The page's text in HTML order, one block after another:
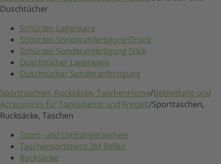
Duschtücher
Schürzen Lagerware
Schürzen Sonderanfertigung Druck
Schürzen Sonderanfertigung Stick
Duschtücher Lagerware
Duschtücher Sonderanfertigung
Sporttaschen, Rucksäcke, TaschenHome/Bekleidung und
Accessoires für Tagesdienst und Freizeit/Sporttaschen,
Rucksäcke, Taschen
Sport- und Umhängetaschen
Taschensortiment 3M Reflex
Rucksäcke